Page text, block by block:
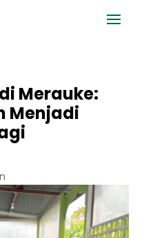
Merauke:
Menjadi